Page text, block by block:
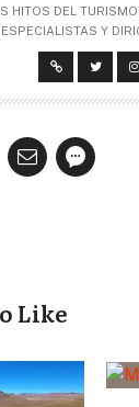
HITOS DEL
ESPECIALISTAS Y
Like